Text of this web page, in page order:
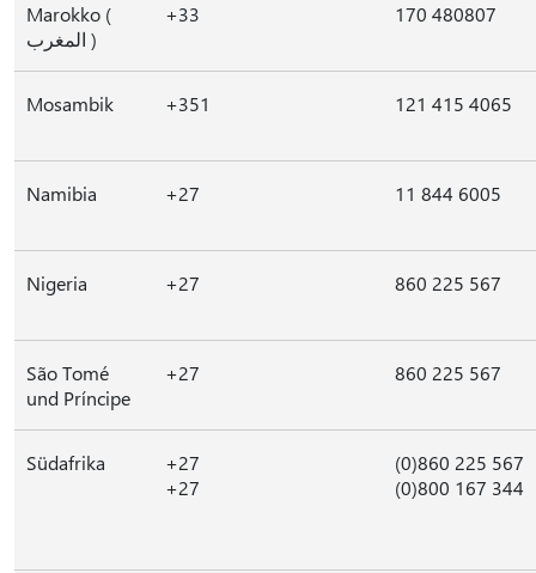
Marokko (
المغرب )
+33 170 480807
Mosambik +351 121 415 4065
Namibia +27 11 844 6005
Nigeria +27 860 225 567
São Tomé
und Príncipe
+27 860 225 567
Südafrika
+27
+27
(0)860 225 567
(0)800 167 344